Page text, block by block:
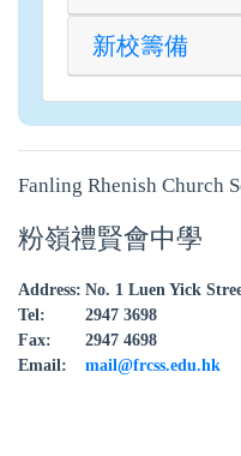
新校籌備
Fanling Rhenish Church
粉嶺禮賢會中學
Address: No. 1 Luen Yick
Tel:
2947 3698
Fax:
2947 4698
Email:
mail@frcss.edu.hk